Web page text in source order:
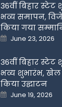
36वीं बिहार
भव्य समापन,
किया गया
Posted
on
June 23, 2026
36वीं बिहार
भव्य शुभारंभ, खेल
किया उद्घाटन
Posted
on
June 19, 2026